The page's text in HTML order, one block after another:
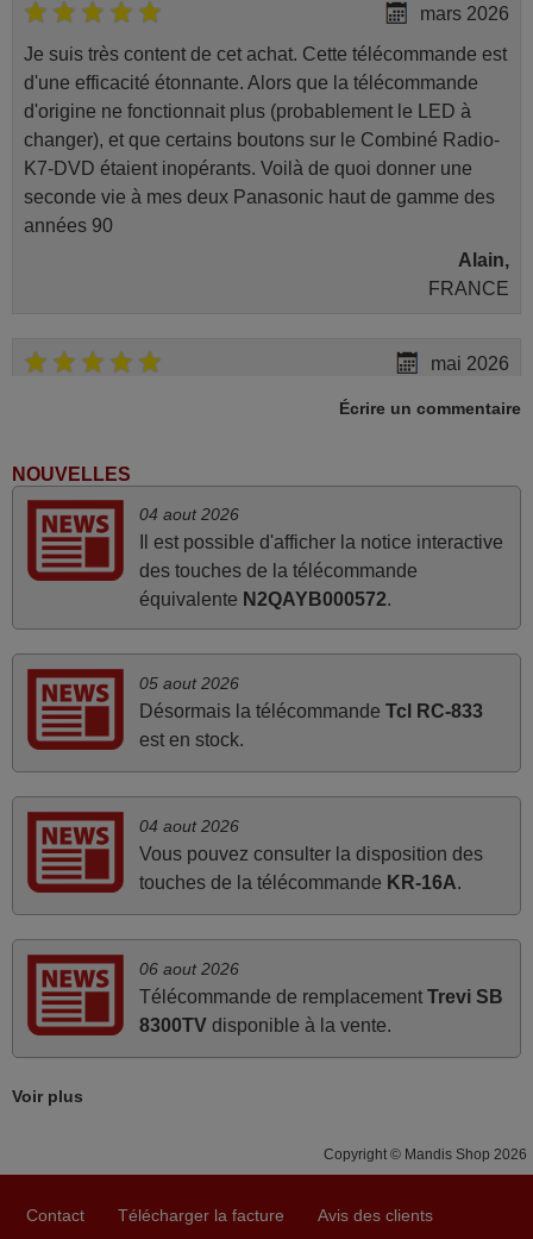
mars 2026
Je suis très content de cet achat. Cette télécommande est
d'une efficacité étonnante. Alors que la télécommande
d'origine ne fonctionnait plus (probablement le LED à
changer), et que certains boutons sur le Combiné Radio-
K7-DVD étaient inopérants. Voilà de quoi donner une
seconde vie à mes deux Panasonic haut de gamme des
années 90
Alain,
FRANCE
mai 2026
Concerne la télécommande de remplacement pour le
reçu la télécommande au cours du 3ème jour ouvré,
compatible avec mon besoin. Concernant la
fonctionnalité de la télécommande, le produit tient sa
promesse. Le document permet de connaître facilement
la fonction des différentes touches. De plus, elle est
directement utilisable moyennant l'insertion des 2 piles
fournies.
FRANCE
mars 2026
Super Service
Parfait.. je recommande..!
Joel,
avril 2026
deja traitée et expédiée Je vous en remercie d’avance et
Écrire un commentaire
NOUVELLES
04 aout 2026
Il est possible d'afficher la notice interactive
des touches de la télécommande
équivalente N2QAYB000572.
05 aout 2026
Désormais la télécommande Tcl RC-833
est en stock.
04 aout 2026
Vous pouvez consulter la disposition des
touches de la télécommande KR-16A.
06 aout 2026
Télécommande de remplacement Trevi SB
8300TVdisponible à la vente.
Voir plus
Copyright © Mandis Shop 2026
Contact Télécharger la facture Avis des clients